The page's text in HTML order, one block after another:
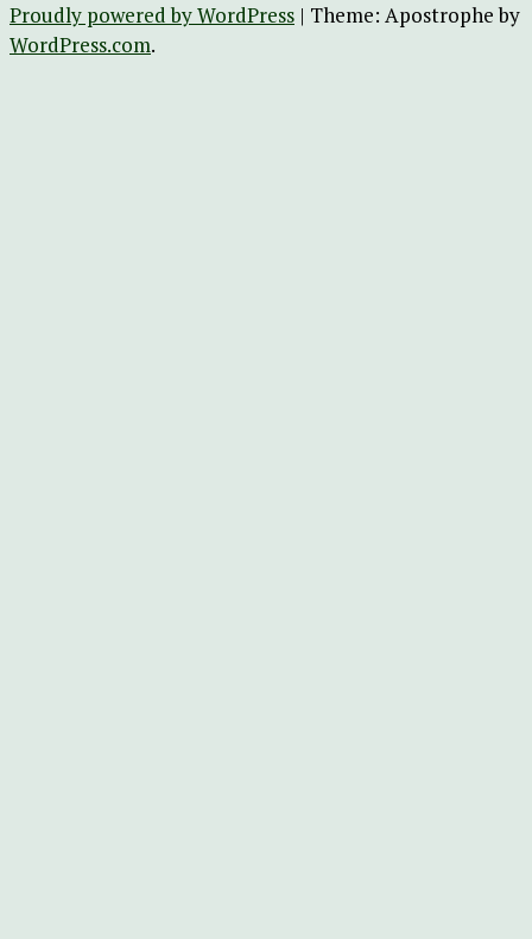
Proudly powered by WordPress | Theme: Apostrophe by
WordPress.com.